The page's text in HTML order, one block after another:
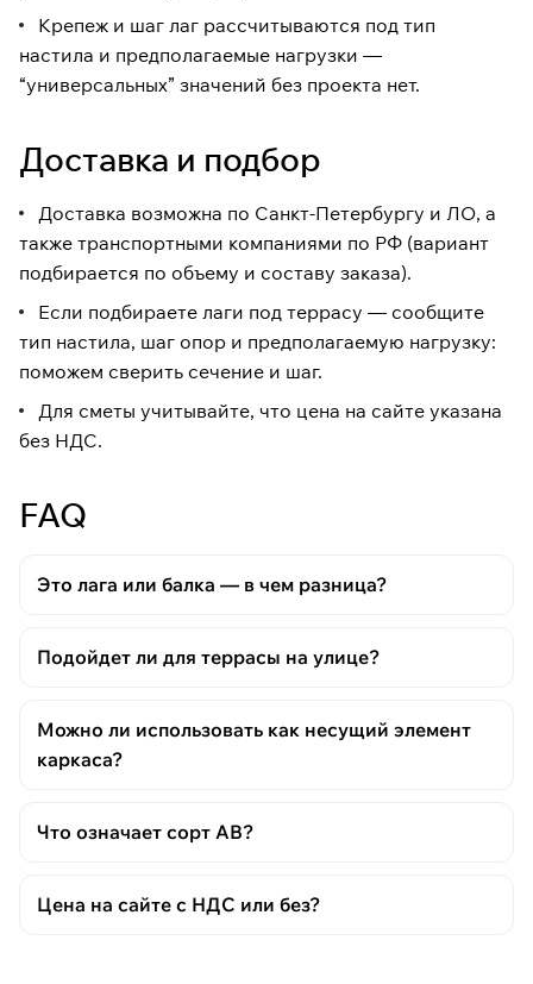
Крепеж и шаг лаг рассчитываются под тип
настила и предполагаемые нагрузки —
“универсальных” значений без проекта нет.
Доставка и подбор
Доставка возможна по Санкт-Петербургу и ЛО, а
также транспортными компаниями по РФ (вариант
подбирается по объему и составу заказа).
Если подбираете лаги под террасу — сообщите
тип настила, шаг опор и предполагаемую нагрузку:
поможем сверить сечение и шаг.
Для сметы учитывайте, что цена на сайте указана
без НДС.
FAQ
Это лага или балка — в чем разница?
Подойдет ли для террасы на улице?
Можно ли использовать как несущий элемент
каркаса?
Что означает сорт АВ?
Цена на сайте с НДС или без?